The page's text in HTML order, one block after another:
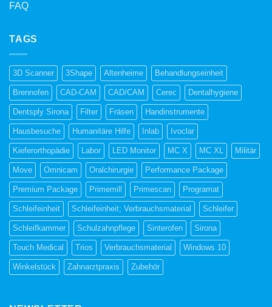
FAQ
TAGS
3D Scanner 3Shape Altenheime Behandlungseinheit
Brennofen CAD-CAM CAD/CAM Cerec Dentalhygiene
Dentsply Sirona Filter Fräsen Handinstrumente
Hausbesuche Humanitäre Hilfe Inlab Ivoclar
Kieferorthopädie Labor LED Monitor MC X MC XL Militär
Move Omnicam Oralchirurgie Performance Package
Premium Package Primemill Primescan Programat
Schleifeinheit Schleifeinheit; Verbrauchsmaterial Schleifer
Schleifkammer Schulzahnpflege Sinterofen Sirona
Touch Medical Trios Verbrauchsmaterial Windows 10
Winkelstück Zahnarztpraxis Zubehör